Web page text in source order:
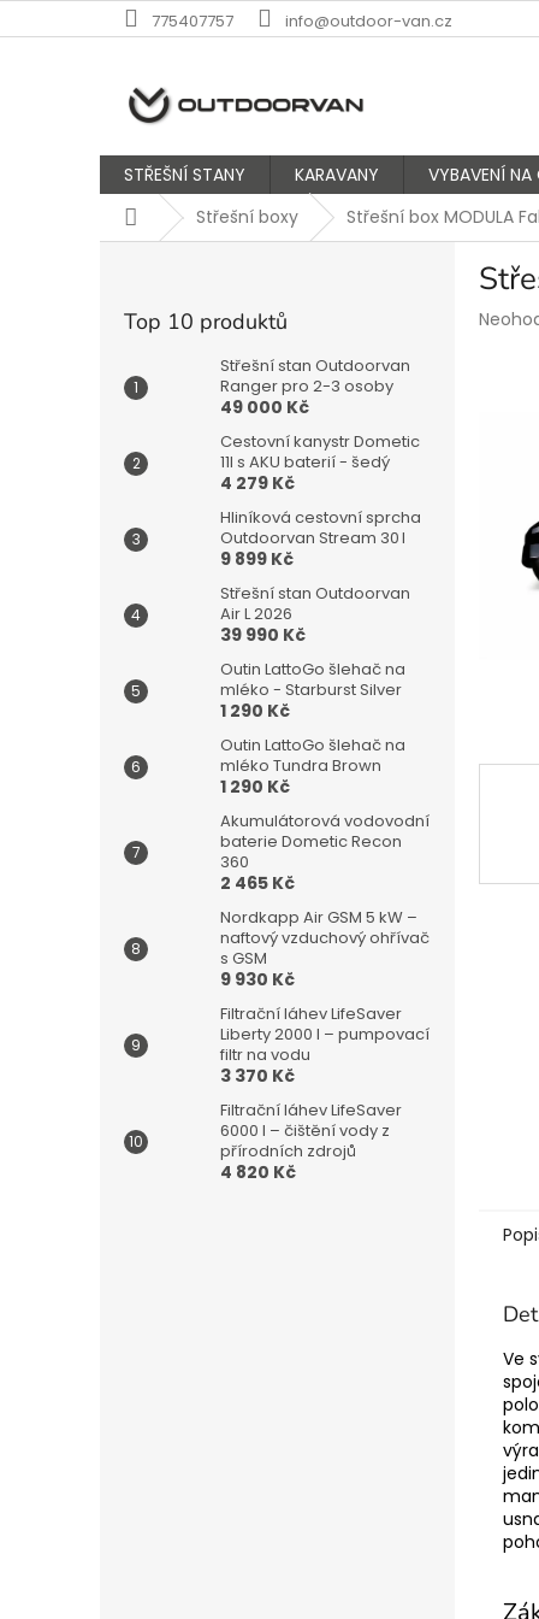
na
775407757 info@outdoor-van.cz
STŘEŠNÍ STANY KARAVANY
VYBAVENÍ NA
DomůStřešní boxy Střešní box MODULA
Top 10 produktů
Střešní stan Outdoorvan
Ranger pro 2-3 osoby
49 000 Kč
Cestovní kanystr Dometic
11l s AKU baterií - šedý
4 279 Kč
Hliníková cestovní sprcha
Outdoorvan Stream 30 l
9 899 Kč
Střešní stan Outdoorvan
Air L 2026
39 990 Kč
Outin LattoGo šlehač na
mléko - Starburst Silver
1 290 Kč
Outin LattoGo šlehač na
mléko Tundra Brown
1 290 Kč
Akumulátorová vodovodní
baterie Dometic Recon
360
2 465 Kč
Nordkapp Air GSM 5 kW –
naftový vzduchový ohřívač
s GSM
9 930 Kč
Filtrační láhev LifeSaver
Liberty 2000 l – pumpovací
filtr na vodu
3 370 Kč
Filtrační láhev LifeSaver
6000 l – čištění vody z
přírodních zdrojů
4 820 Kč
Ve